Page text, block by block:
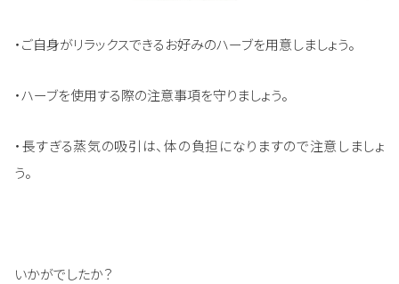
・ご自身がリラックスできるお好みのハーブを用意しましょう。
・ハーブを使用する際の注意事項を守りましょう。
・長すぎる蒸気の吸引は、体の負担になりますので注意しましょ
う。
いかがでしたか？